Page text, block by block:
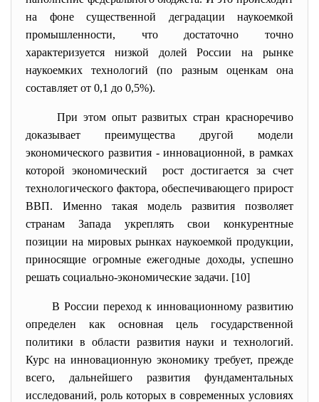
на фоне существенной деградации наукоемкой
промышленности, что достаточно точно
характеризуется низкой долей России на рынке
наукоемких технологий (по разным оценкам она
составляет от 0,1 до 0,5%).
При этом опыт развитых стран красноречиво
доказывает преимущества другой модели
экономического развития - инновационной, в рамках
которой экономический рост достигается за счет
технологического фактора, обеспечивающего прирост
ВВП. Именно такая модель развития позволяет
странам Запада укреплять свои конкурентные
позиции на мировых рынках наукоемкой продукции,
приносящие огромные ежегодные доходы, успешно
решать социально-экономические задачи. [10]
В России переход к инновационному развитию
определен как основная цель государственной
политики в области развития науки и технологий.
Курс на инновационную экономику требует, прежде
всего, дальнейшего развития фундаментальных
исследований, роль которых в современных условиях